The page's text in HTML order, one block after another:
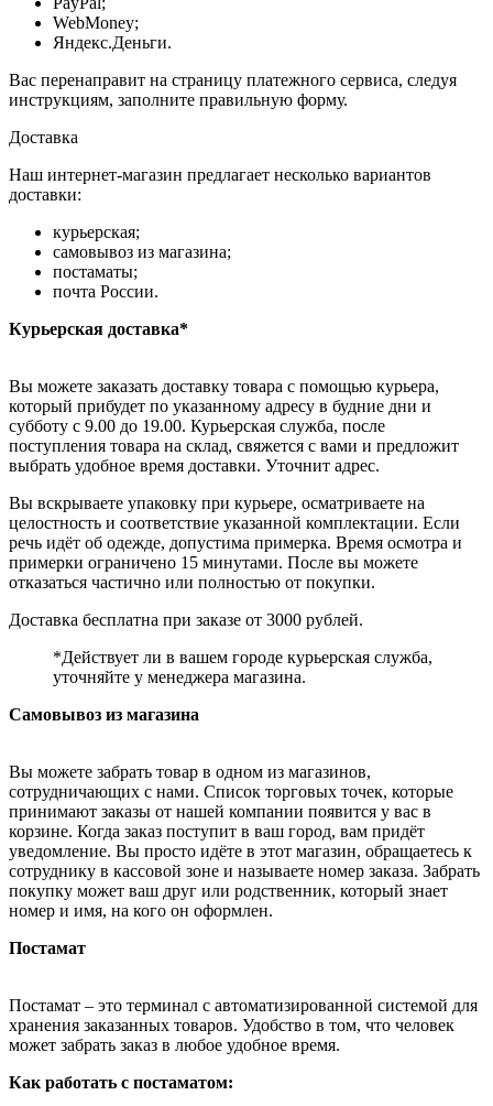
WebMoney;
Яндекс.Деньги.
Вас перенаправит на страницу платежного сервиса, следуя
инструкциям, заполните правильную форму.
Доставка
Наш интернет-магазин предлагает несколько вариантов
доставки:
курьерская;
самовывоз из магазина;
постаматы;
почта России.
Курьерская доставка*
Вы можете заказать доставку товара с помощью курьера,
который прибудет по указанному адресу в будние дни и
субботу с 9.00 до 19.00. Курьерская служба, после
поступления товара на склад, свяжется с вами и предложит
выбрать удобное время доставки. Уточнит адрес.
Вы вскрываете упаковку при курьере, осматриваете на
целостность и соответствие указанной комплектации. Если
речь идёт об одежде, допустима примерка. Время осмотра и
примерки ограничено 15 минутами. После вы можете
отказаться частично или полностью от покупки.
Доставка бесплатна при заказе от 3000 рублей.
*Действует ли в вашем городе курьерская служба,
уточняйте у менеджера магазина.
Самовывоз из магазина
Вы можете забрать товар в одном из магазинов,
сотрудничающих с нами. Список торговых точек, которые
принимают заказы от нашей компании появится у вас в
корзине. Когда заказ поступит в ваш город, вам придёт
уведомление. Вы просто идёте в этот магазин, обращаетесь к
сотруднику в кассовой зоне и называете номер заказа. Забрать
покупку может ваш друг или родственник, который знает
номер и имя, на кого он оформлен.
Постамат
Постамат – это терминал с автоматизированной системой для
хранения заказанных товаров. Удобство в том, что человек
может забрать заказ в любое удобное время.
Как работать с постаматом: